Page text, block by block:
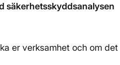
säkerhetsskyddsanalysen
er verksamhet och om det